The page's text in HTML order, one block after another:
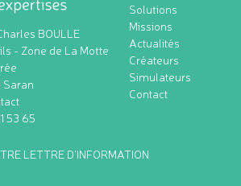
BOULLE
- Zone de La Motte
Saran
53 65
Solutions
Missions
Actualités
Créateurs
Simulateurs
Contact
LETTRE D'INFORMATION